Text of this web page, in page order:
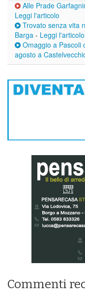
Alle Prade
Leggi l'articolo
Trovato senza vita
Barga - Leggi l'articolo
Omaggio a Pascoli
agosto a
Commenti